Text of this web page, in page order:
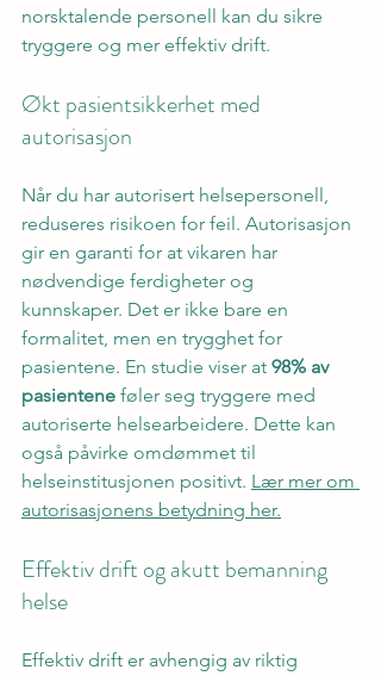
norsktalende personell kan du sikre
tryggere og mer effektiv drift.
Økt pasientsikkerhet med
autorisasjon
Når du har autorisert helsepersonell,
reduseres risikoen for feil. Autorisasjon
gir en garanti for at vikaren har
nødvendige ferdigheter og
kunnskaper. Det er ikke bare en
formalitet, men en trygghet for
pasientene. En studie viser at 98% av
pasientene føler seg tryggere med
autoriserte helsearbeidere. Dette kan
også påvirke omdømmet til
helseinstitusjonen positivt. Lær mer om
autorisasjonens betydning her.
Effektiv drift og akutt bemanning
helse
Effektiv drift er avhengig av riktig